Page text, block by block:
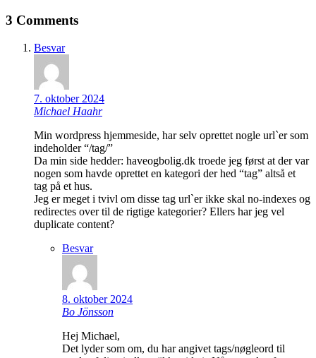
3 Comments
Besvar
7. oktober 2024
Michael Haahr
Min wordpress hjemmeside, har selv oprettet nogle url`er som
indeholder “/tag/”
Da min side hedder: haveogbolig.dk troede jeg først at der var
nogen som havde oprettet en kategori der hed “tag” altså et
tag på et hus.
Jeg er meget i tvivl om disse tag url`er ikke skal no-indexes og
redirectes over til de rigtige kategorier? Ellers har jeg vel
duplicate content?
Besvar
8. oktober 2024
Bo Jönsson
Hej Michael,
Det lyder som om, du har angivet tags/nøgleord til